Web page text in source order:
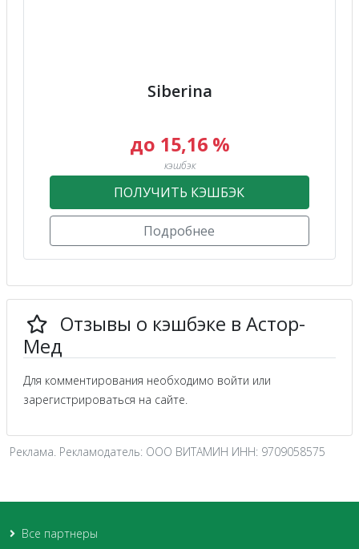
Siberina
до 15,16 %
кэшбэк
ПОЛУЧИТЬ КЭШБЭК
Подробнее
Отзывы о кэшбэке в Астор-
Мед
Для комментирования необходимо войти или
зарегистрироваться на сайте.
Реклама. Рекламодатель: ООО ВИТАМИН ИНН: 9709058575
Все партнеры